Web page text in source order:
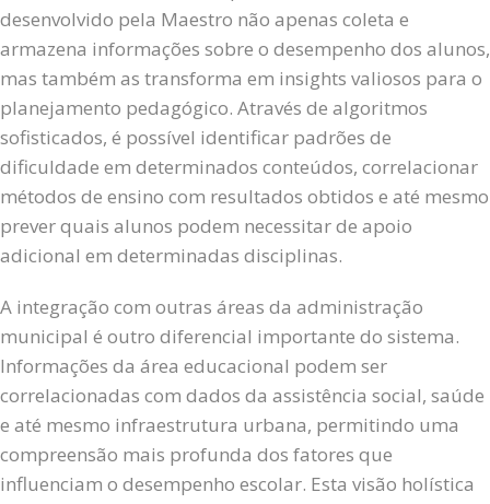
desenvolvido pela Maestro não apenas coleta e
armazena informações sobre o desempenho dos alunos,
mas também as transforma em insights valiosos para o
planejamento pedagógico. Através de algoritmos
sofisticados, é possível identificar padrões de
dificuldade em determinados conteúdos, correlacionar
métodos de ensino com resultados obtidos e até mesmo
prever quais alunos podem necessitar de apoio
adicional em determinadas disciplinas.
A integração com outras áreas da administração
municipal é outro diferencial importante do sistema.
Informações da área educacional podem ser
correlacionadas com dados da assistência social, saúde
e até mesmo infraestrutura urbana, permitindo uma
compreensão mais profunda dos fatores que
influenciam o desempenho escolar. Esta visão holística